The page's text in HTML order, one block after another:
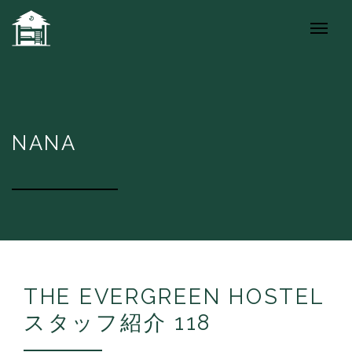
NANA
THE EVERGREEN HOSTEL
スタッフ紹介 118